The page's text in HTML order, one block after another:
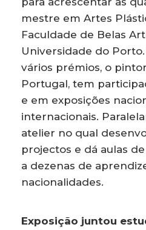
mestre em Artes
Faculdade de Belas
Universidade do
vários prémios, o
Portugal, tem
e em exposições
internacionais.
atelier no qual
projectos e dá aulas
a dezenas de
nacionalidades.
Exposição juntou